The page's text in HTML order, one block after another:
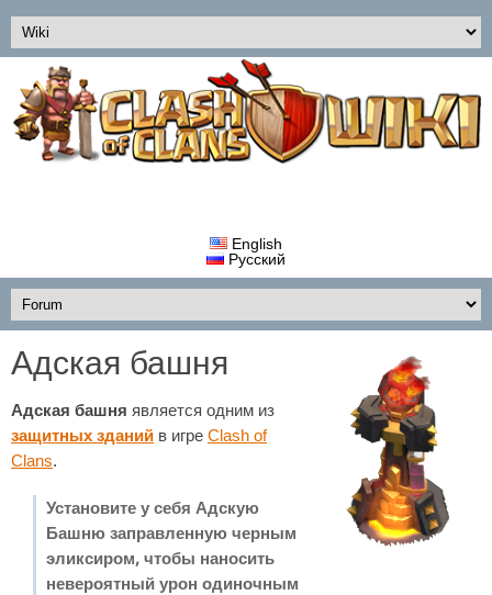
English
Русский
Адская башня
Адская башня является одним из
защитных зданий в игре Clash of
Clans.
Установите у себя Адскую
Башню заправленную черным
эликсиром, чтобы наносить
невероятный урон одиночным